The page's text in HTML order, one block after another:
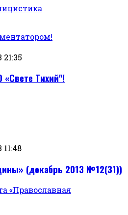
Тихий"!
(декабрь 2013 №12(31))
«Православная